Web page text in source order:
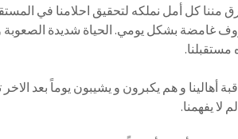
مننا كل أمل نملكه لتحقيق احلامنا في
غامضة بشكل يومي. الحياة شديدة الصعوبة
مستقبلنا.
أهالينا و هم يكبرون و يشيبون يوماً بعد
لا يفهمنا.